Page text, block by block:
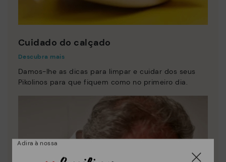
Cuidado do calçado
Descubra mais
Damos-lhe as dicas para limpar e cuidar dos seus
Pikolinos para que fiquem como no primeiro dia.
Adira à nossa